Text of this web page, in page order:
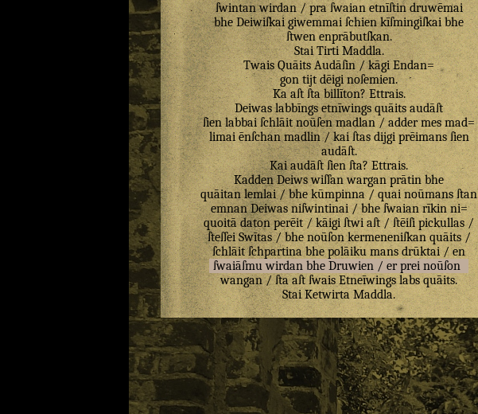
ſwintan wirdan/pra ſwaian etnīſtin druwēmai
bhe Deiwiſkai giwemmai ſchien kīſmingiſkai bhe
ſtwen enprābutſkan.
Stai Tirti Maddla.
Twais Quāits Audāſin/kāgi Endan=
gon tijt dēigi noſemien.
Ka aſt ſta billīton?Ettrais.
Deiwas labbīngs etnīwings quāits audāſt
ſien labbai ſchlāit noūſen madlan/adder mes mad=
limai ēnſchan madlin/kai ſtas dijgi prēimans ſien
audāſt.
Kai audāſt ſien ſta?Ettrais.
Kadden Deiws wiſſan wargan prātin bhe
quāitan lemlai/bhe kūmpinna/quai noūmans ſtan
emnan Deiwas niſwintinai/bhe ſwaian rīkin ni=
quoitā daton perēit/kāigi ſtwi aſt/ſtēiſi pickullas/
ſteſſei Swītas/bhe noūſon kermeneniſkan quāits/
ſchlāit ſchpartina bhe polāiku mans drūktai/en
ſwaiāſmu wirdan bhe Druwien / er prei noūſon
wangan/ſta aſt ſwais Etneīwings labs quāits.
Stai Ketwirta Maddla.